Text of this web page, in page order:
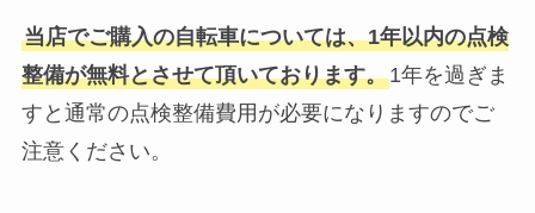
当店でご購入の自転車については、1年以内の点検
整備が無料とさせて頂いております。1年を過ぎま
すと通常の点検整備費用が必要になりますのでご
注意ください。